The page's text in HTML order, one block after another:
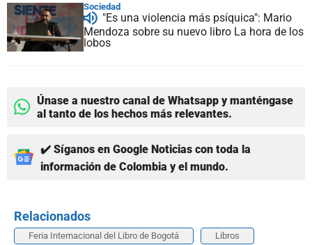
Sociedad
"Es una violencia más psíquica": Mario
Mendoza sobre su nuevo libro La hora de los
lobos
Únase a nuestro canal de Whatsapp y manténgase
al tanto de los hechos más relevantes.
✔️ Síganos en Google Noticias con toda la
información de Colombia y el mundo.
Relacionados
Feria Internacional del Libro de Bogotá Libros